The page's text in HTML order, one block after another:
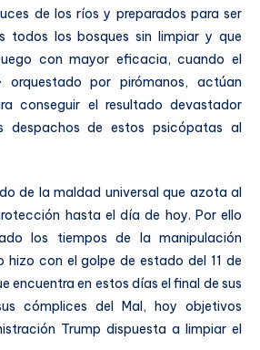
de los ríos y preparados para ser
todos los bosques sin limpiar y que
con mayor eficacia, cuando el
orquestado por pirómanos, actúan
conseguir el resultado devastador
despachos de estos psicópatas al
de la maldad universal que azota al
hasta el día de hoy. Por ello
los tiempos de la manipulación
con el golpe de estado del 11 de
encuentra en estos días el final de sus
cómplices del Mal, hoy objetivos
Trump dispuesta a limpiar el